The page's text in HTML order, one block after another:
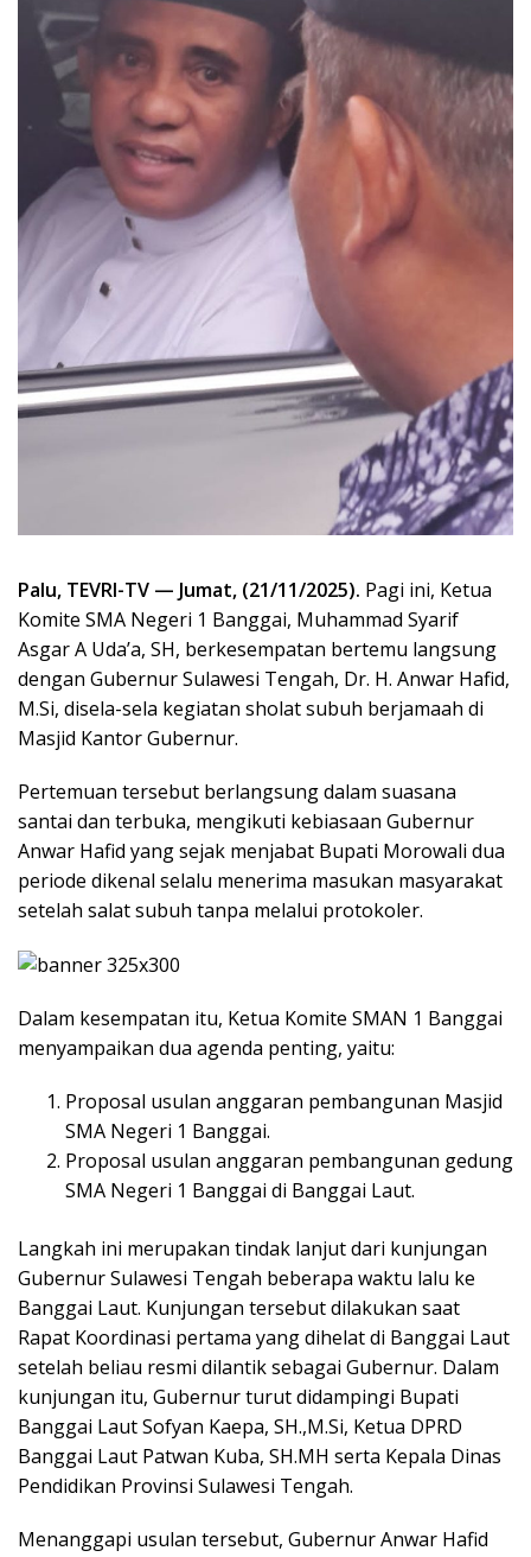
Palu, TEVRI-TV — Jumat, (21/11/2025). Pagi ini, Ketua
Komite SMA Negeri 1 Banggai, Muhammad Syarif
Asgar A Uda’a, SH, berkesempatan bertemu langsung
dengan Gubernur Sulawesi Tengah, Dr. H. Anwar Hafid,
M.Si, disela-sela kegiatan sholat subuh berjamaah di
Masjid Kantor Gubernur.
Pertemuan tersebut berlangsung dalam suasana
santai dan terbuka, mengikuti kebiasaan Gubernur
Anwar Hafid yang sejak menjabat Bupati Morowali dua
periode dikenal selalu menerima masukan masyarakat
setelah salat subuh tanpa melalui protokoler.
Dalam kesempatan itu, Ketua Komite SMAN 1 Banggai
menyampaikan dua agenda penting, yaitu:
Proposal usulan anggaran pembangunan Masjid
SMA Negeri 1 Banggai.
Proposal usulan anggaran pembangunan gedung
SMA Negeri 1 Banggai di Banggai Laut.
Langkah ini merupakan tindak lanjut dari kunjungan
Gubernur Sulawesi Tengah beberapa waktu lalu ke
Banggai Laut. Kunjungan tersebut dilakukan saat
Rapat Koordinasi pertama yang dihelat di Banggai Laut
setelah beliau resmi dilantik sebagai Gubernur. Dalam
kunjungan itu, Gubernur turut didampingi Bupati
Banggai Laut Sofyan Kaepa, SH.,M.Si, Ketua DPRD
Banggai Laut Patwan Kuba, SH.MH serta Kepala Dinas
Pendidikan Provinsi Sulawesi Tengah.
Menanggapi usulan tersebut, Gubernur Anwar Hafid